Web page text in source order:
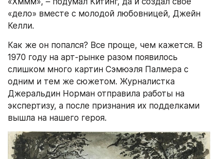
«дело» вместе с молодой любовницей, Джейн
Келли.
Как же он попался? Все проще, чем кажется. В
1970 году на арт-рынке разом появилось
слишком много картин Сэмюэля Палмера с
одним и тем же сюжетом. Журналистка
Джеральдин Норман отправила работы на
экспертизу, а после признания их подделками
вышла на нашего героя.